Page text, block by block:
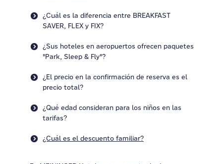
¿Cuál es la diferencia entre BREAKFAST
SAVER, FLEX y FIX?
¿Sus hoteles en aeropuertos ofrecen paquetes
"Park, Sleep & Fly"?
¿El precio en la confirmación de reserva es el
precio total?
¿Qué edad consideran para los niños en las
tarifas?
¿Cuál es el descuento familiar?